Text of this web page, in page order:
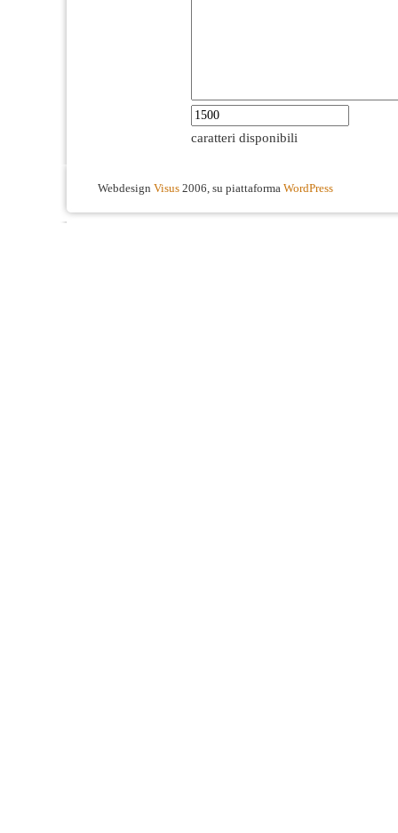
caratteri disponibili
Webdesign Visus 2006, su piattaforma WordPress